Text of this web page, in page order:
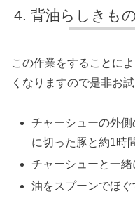
背油らしきも
この作業をすることに
くなりますので是非お試
チャーシューの外
に切った豚と約1時
チャーシューと一
油をスプーンでほぐ